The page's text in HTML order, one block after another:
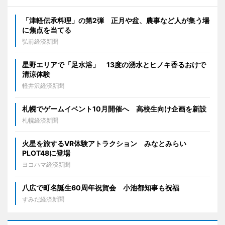
「津軽伝承料理」の第2弾 正月や盆、農事など人が集う場
に焦点を当てる
弘前経済新聞
星野エリアで「足水浴」 13度の湧水とヒノキ香るおけで
清涼体験
軽井沢経済新聞
札幌でゲームイベント10月開催へ 高校生向け企画を新設
札幌経済新聞
火星を旅するVR体験アトラクション みなとみらい
PLOT48に登場
ヨコハマ経済新聞
八広で町名誕生60周年祝賀会 小池都知事も祝福
すみだ経済新聞